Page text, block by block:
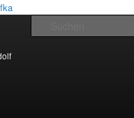
Rudolf Polifka